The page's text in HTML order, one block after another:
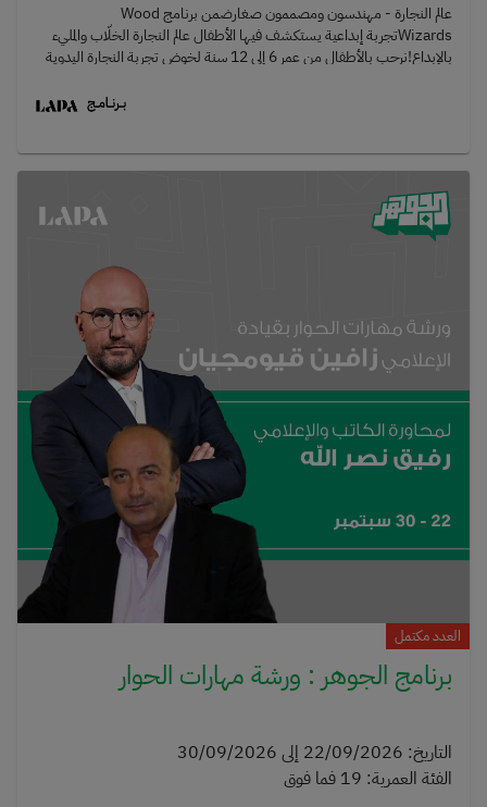
عالم النجارة - مهندسون ومصممون صغارضمن برنامج Wood
Wizardsتجربة إبداعية يستكشف فيها الأطفال عالم النجارة الخلّاب والمليء
بالإبداع!نرحب بالأطفال من عمر 6 إلى 12 سنة لخوض تجربة النجارة اليدوية
استخدام أدوات النجارة الأساسيةتصميم وبناء مجسمات خشبية
أو فكرة مبتكرة تمامًا، سيأخذ كل طفل عمله الفني إلى المنزل ليفتخر بمهاراته
المتنامية!
العدد مكتمل
برنامج الجوهر : ورشة مهارات الحوار
التاريخ:
22/09/2026 إلى 30/09/2026
الفئة العمرية:
19 فما فوق